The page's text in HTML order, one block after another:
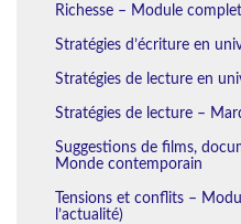
Richesse – Module
Stratégies d’écriture en
Stratégies de lecture en
Stratégies de lecture –
Suggestions de films,
Monde contemporain
Tensions et conflits –
l’actualité)